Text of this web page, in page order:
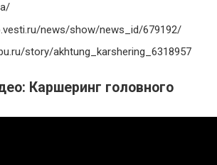
news/show/news_id/679192/
story/akhtung_karshering_6318957
Каршеринг головного